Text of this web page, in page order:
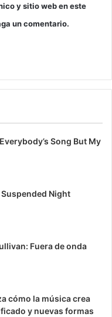
y sitio web en este
un comentario.
Song But My
Night
Fuera de onda
cómo la música crea
y nuevas formas